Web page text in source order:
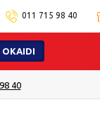
011 715 98 40
OKAIDI
40